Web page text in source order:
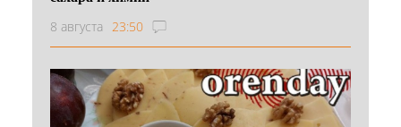
8 августа 23:50